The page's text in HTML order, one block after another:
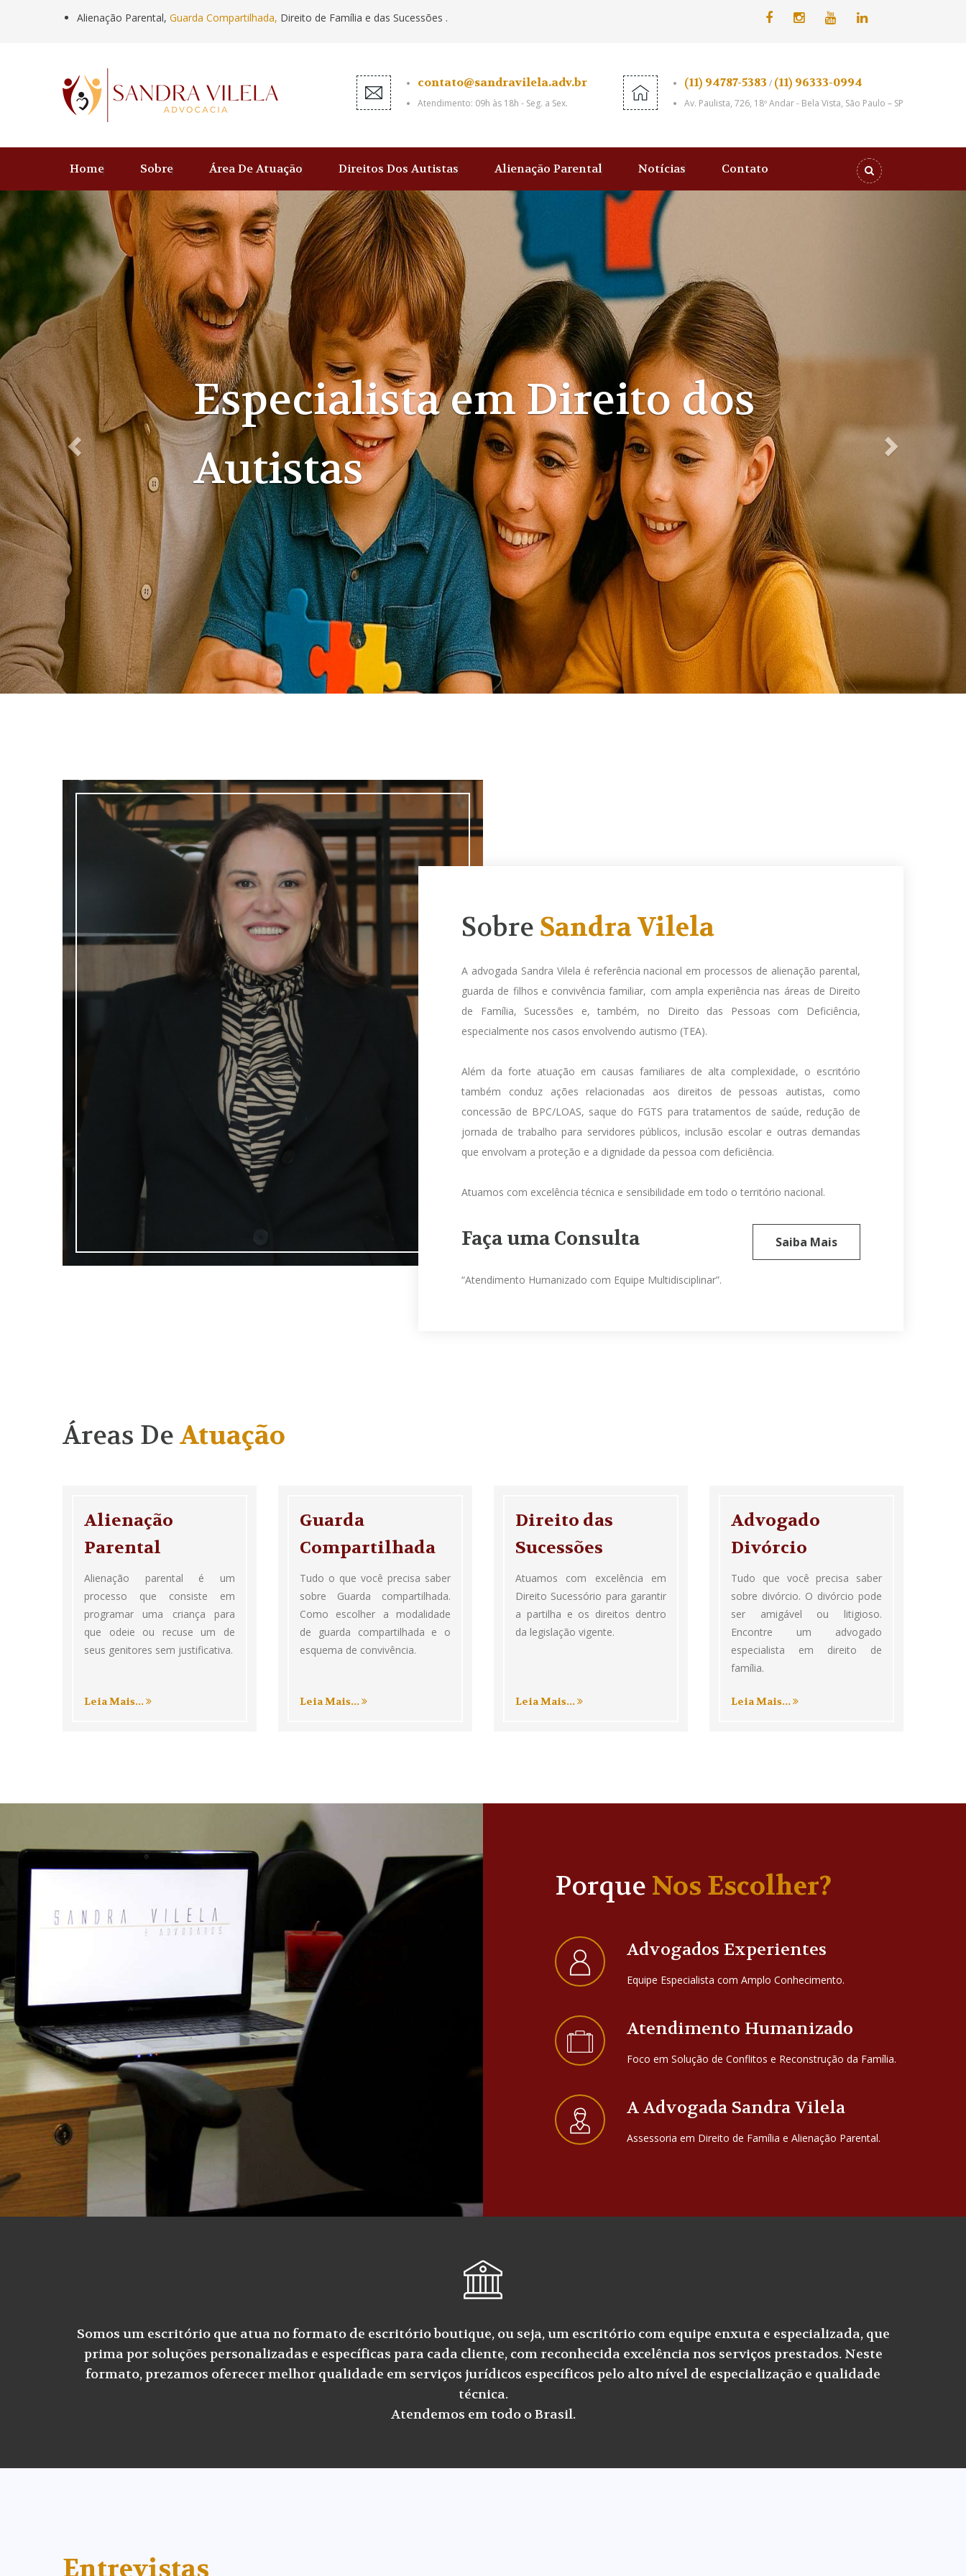
Alienação Parental, Guarda Compartilhada, Direito de Família e das Sucessões .
contato@sandravilela.adv.br
Atendimento: 09h às 18h - Seg. a Sex.
(11) 94787-5383 / (11) 96333-0994
Av. Paulista, 726, 18º Andar - Bela Vista, São Paulo – SP
Home Sobre Área De Atuação Direitos Dos Autistas Alienação Parental Notícias Contato
Especialista em Direito de
Família e Direito das
Sucessões
Anterior
Sobre Sandra Vilela
A advogada Sandra Vilela é referência nacional em processos de alienação parental,
guarda de filhos e convivência familiar, com ampla experiência nas áreas de Direito
de Família, Sucessões e, também, no Direito das Pessoas com Deficiência,
especialmente nos casos envolvendo autismo (TEA).
Além da forte atuação em causas familiares de alta complexidade, o escritório
também conduz ações relacionadas aos direitos de pessoas autistas, como
concessão de BPC/LOAS, saque do FGTS para tratamentos de saúde, redução de
jornada de trabalho para servidores públicos, inclusão escolar e outras demandas
que envolvam a proteção e a dignidade da pessoa com deficiência.
Atuamos com excelência técnica e sensibilidade em todo o território nacional.
Faça uma Consulta
“Atendimento Humanizado com Equipe Multidisciplinar”.
Saiba Mais
Áreas DeAtuação
Alienação
Parental
Alienação parental é um
processo que consiste em
programar uma criança para
que odeie ou recuse um de
seus genitores sem justificativa.
Leia Mais...
Guarda
Compartilhada
Tudo o que você precisa saber
sobre Guarda compartilhada.
Como escolher a modalidade
de guarda compartilhada e o
esquema de convivência.
Leia Mais...
Direito das
Sucessões
Atuamos com excelência em
Direito Sucessório para garantir
a partilha e os direitos dentro
da legislação vigente.
Leia Mais...
Advogado
Divórcio
Tudo que você precisa saber
sobre divórcio. O divórcio pode
ser amigável ou litigioso.
Encontre um advogado
especialista em direito de
família.
Leia Mais...
Porque Nos Escolher?
Advogados Experientes
Equipe Especialista com Amplo Conhecimento.
Atendimento Humanizado
Foco em Solução de Conflitos e Reconstrução da Família.
A Advogada Sandra Vilela
Assessoria em Direito de Família e Alienação Parental.
Somos um escritório que atua no formato de escritório boutique, ou seja, um escritório com equipe enxuta e especializada, que
prima por soluções personalizadas e específicas para cada cliente, com reconhecida excelência nos serviços prestados. Neste
formato, prezamos oferecer melhor qualidade em serviços jurídicos específicos pelo alto nível de especialização e qualidade
técnica.
Atendemos em todo o Brasil.
Entrevistas